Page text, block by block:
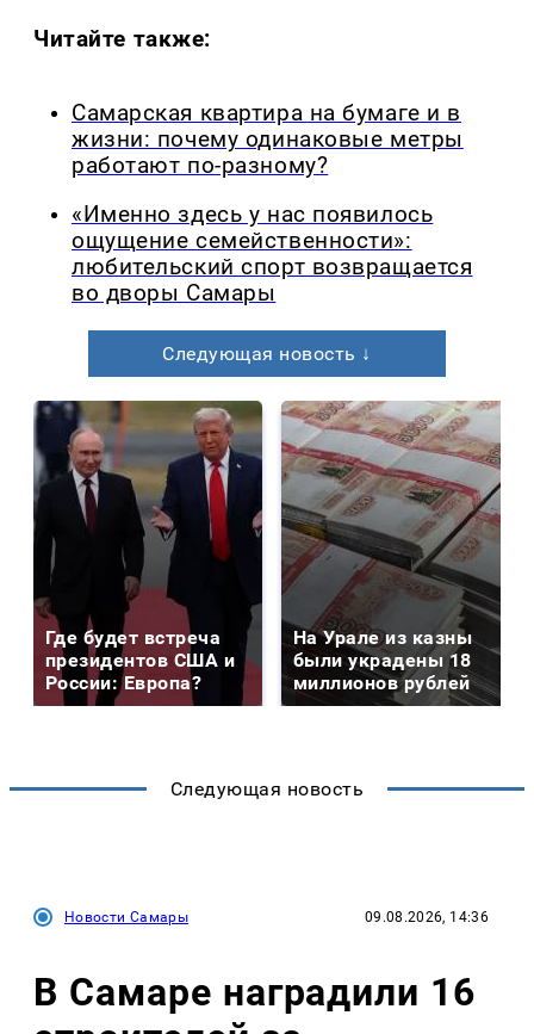
Читайте также:
Самарская квартира на бумаге и в
жизни: почему одинаковые метры
работают по-разному?
«Именно здесь у нас появилось
ощущение семейственности»:
любительский спорт возвращается
во дворы Самары
Следующая новость ↓
Где будет встреча
президентов США и
России: Европа?
На Урале из казны
были украдены 18
миллионов рублей
Следующая новость
Новости Самары 09.08.2026, 14:36
В Самаре наградили 16